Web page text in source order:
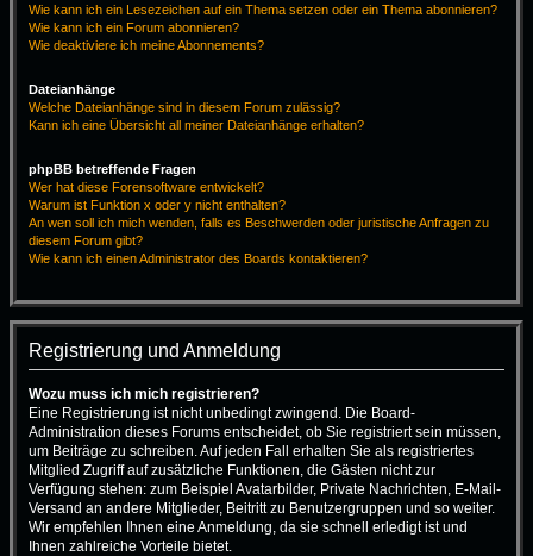
Wie kann ich ein Lesezeichen auf ein Thema setzen oder ein Thema abonnieren?
Wie kann ich ein Forum abonnieren?
Wie deaktiviere ich meine Abonnements?
Dateianhänge
Welche Dateianhänge sind in diesem Forum zulässig?
Kann ich eine Übersicht all meiner Dateianhänge erhalten?
phpBB betreffende Fragen
Wer hat diese Forensoftware entwickelt?
Warum ist Funktion x oder y nicht enthalten?
An wen soll ich mich wenden, falls es Beschwerden oder juristische Anfragen zu
diesem Forum gibt?
Wie kann ich einen Administrator des Boards kontaktieren?
Registrierung und Anmeldung
Wozu muss ich mich registrieren?
Eine Registrierung ist nicht unbedingt zwingend. Die Board-
Administration dieses Forums entscheidet, ob Sie registriert sein müssen,
um Beiträge zu schreiben. Auf jeden Fall erhalten Sie als registriertes
Mitglied Zugriff auf zusätzliche Funktionen, die Gästen nicht zur
Verfügung stehen: zum Beispiel Avatarbilder, Private Nachrichten, E-Mail-
Versand an andere Mitglieder, Beitritt zu Benutzergruppen und so weiter.
Wir empfehlen Ihnen eine Anmeldung, da sie schnell erledigt ist und
Ihnen zahlreiche Vorteile bietet.